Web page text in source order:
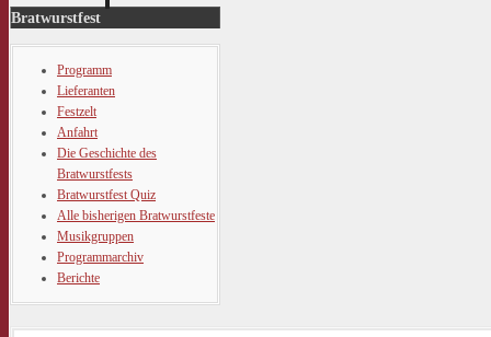
Bratwurstfest
Programm
Lieferanten
Festzelt
Anfahrt
Die Geschichte des
Bratwurstfests
Bratwurstfest Quiz
Alle bisherigen Bratwurstfeste
Musikgruppen
Programmarchiv
Berichte